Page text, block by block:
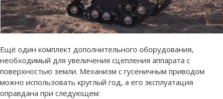
Ещё один комплект дополнительного оборудования,
необходимый для увеличения сцепления аппарата с
поверхностью земли. Механизм с гусеничным приводом
можно использовать круглый год, а его эксплуатация
оправдана при следующем: